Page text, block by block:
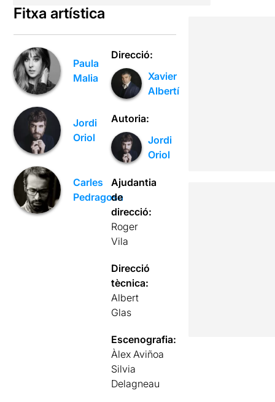
Fitxa artística
Paula
Malia
Jordi
Oriol
Carles
Pedragosa
Direcció:
Xavier
Albertí
Autoria:
Jordi
Oriol
Ajudantia
de
direcció:
Roger
Vila
Direcció
tècnica:
Albert
Glas
Escenografia:
Àlex Aviñoa
Silvia
Delagneau